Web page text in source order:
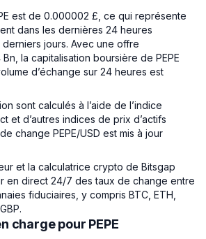
est de 0.000002 £, ce qui représente
dans les dernières 24 heures
jours. Avec une offre
la capitalisation boursière de PEPE
d’échange sur 24 heures est
sont calculés à l’aide de l’indice
et d’autres indices de prix d’actifs
change PEPE/USD est mis à jour
et la calculatrice crypto de Bitsgap
en direct 24/7 des taux de change entre
fiduciaires, y compris BTC, ETH,
charge pour PEPE